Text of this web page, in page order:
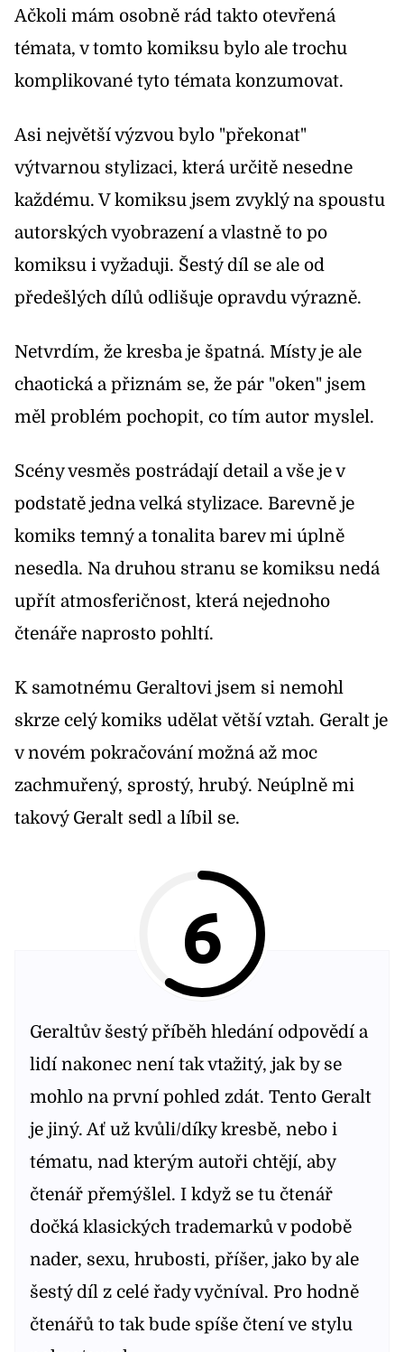
Ačkoli mám osobně rád takto otevřená
témata, v tomto komiksu bylo ale trochu
komplikované tyto témata konzumovat.
Asi největší výzvou bylo "překonat"
výtvarnou stylizaci, která určitě nesedne
každému. V komiksu jsem zvyklý na spoustu
autorských vyobrazení a vlastně to po
komiksu i vyžaduji. Šestý díl se ale od
předešlých dílů odlišuje opravdu výrazně.
Netvrdím, že kresba je špatná. Místy je ale
chaotická a přiznám se, že pár "oken" jsem
měl problém pochopit, co tím autor myslel.
Scény vesměs postrádají detail a vše je v
podstatě jedna velká stylizace. Barevně je
komiks temný a tonalita barev mi úplně
nesedla. Na druhou stranu se komiksu nedá
upřít atmosferičnost, která nejednoho
čtenáře naprosto pohltí.
K samotnému Geraltovi jsem si nemohl
skrze celý komiks udělat větší vztah. Geralt je
v novém pokračování možná až moc
zachmuřený, sprostý, hrubý. Neúplně mi
takový Geralt sedl a líbil se.
6
Geraltův šestý příběh hledání odpovědí a
lidí nakonec není tak vtažitý, jak by se
mohlo na první pohled zdát. Tento Geralt
je jiný. Ať už kvůli/díky kresbě, nebo i
tématu, nad kterým autoři chtějí, aby
čtenář přemýšlel. I když se tu čtenář
dočká klasických trademarků v podobě
nader, sexu, hrubosti, příšer, jako by ale
šestý díl z celé řady vyčníval. Pro hodně
čtenářů to tak bude spíše čtení ve stylu